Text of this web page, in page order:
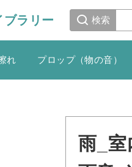
ブラリー 検索
れ プロップ（物の音）
雨_室